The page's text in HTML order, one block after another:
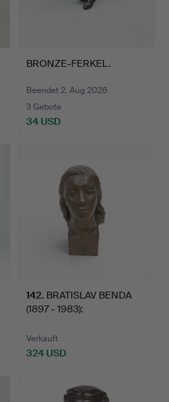
BRONZE-FERKEL.
Beendet 2. Aug 2026
3 Gebote
34 USD
142. BRATISLAV BENDA
(1897 - 1983):
Verkauft
324 USD